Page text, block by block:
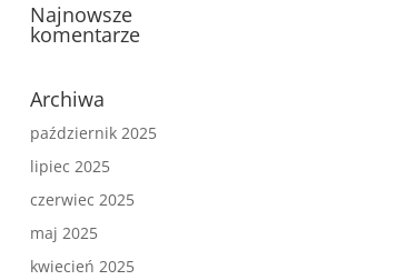
Najnowsze
komentarze
Archiwa
październik 2025
lipiec 2025
czerwiec 2025
maj 2025
kwiecień 2025